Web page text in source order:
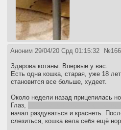
Аноним 29/04/20 Срд 01:15:32 №
Здарова котаны. Впервые у вас.
Есть одна кошка, старая, уже 18
становится все больше, худеет.
Около недели назад прицепилась
Глаз,
начал раздуваться и краснеть.
слезиться, кошка вела себя ещё